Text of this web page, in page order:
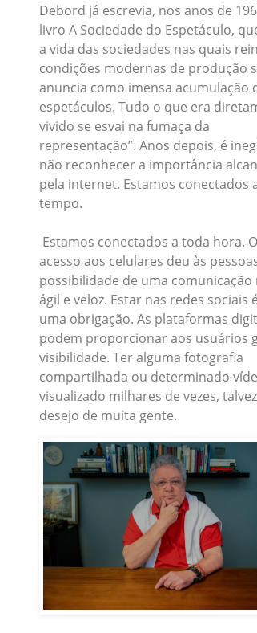
Debord já escrevia, nos anos de
livro A Sociedade do Espetáculo,
a vida das sociedades nas quais
condições modernas de produção
anuncia como imensa acumulação
espetáculos. Tudo o que era
vivido se esvai na fumaça da
representação”. Anos depois, é
não reconhecer a importância
pela internet. Estamos conectados
tempo.
Estamos conectados a toda hora.
acesso aos celulares deu às
possibilidade de uma comunicação
ágil e veloz. Estar nas redes sociais
uma obrigação. As plataformas
podem proporcionar aos usuários
visibilidade. Ter alguma fotografia
compartilhada ou determinado
visualizado milhares de vezes,
desejo de muita gente.